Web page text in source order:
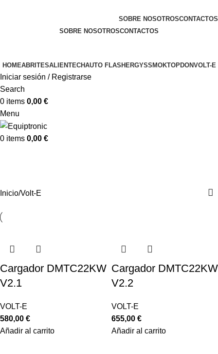
SOBRE NOSOTROSCONTACTOS
SOBRE NOSOTROSCONTACTOS
HOMEABRITESALIENTECHAUTO FLASHERGYSSMOKTOPDONVOLT-E
Iniciar sesión / Registrarse
Search
0 items 0,00 €
Menu
0 items 0,00 €
Inicio Volt-E
Cargador DMTC22KW
V2.1
VOLT-E
580,00 €
Añadir al carrito
Cargador DMTC22KW
V2.2
VOLT-E
655,00 €
Añadir al carrito